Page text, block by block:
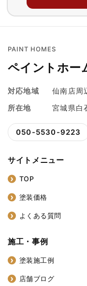
PAINT HOMES
ペイントホー
対応地域
仙南店周
所在地
宮城県白
050-5530-9223
サイトメニュー
TOP
塗装価格
よくある質問
施工・事例
塗装施工例
店舗ブログ